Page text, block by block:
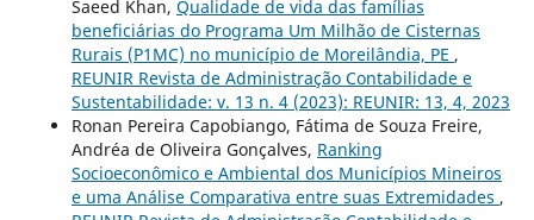
Saeed Khan, Qualidade de vida das famílias
beneficiárias do Programa Um Milhão de Cisternas
Rurais (P1MC) no município de Moreilândia, PE ,
REUNIR Revista de Administração Contabilidade e
Sustentabilidade: v. 13 n. 4 (2023): REUNIR: 13, 4, 2023
Ronan Pereira Capobiango, Fátima de Souza Freire,
Andréa de Oliveira Gonçalves, Ranking
Socioeconômico e Ambiental dos Municípios Mineiros
e uma Análise Comparativa entre suas Extremidades ,